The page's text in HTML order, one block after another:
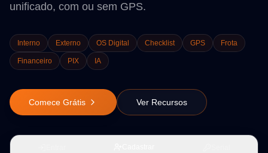
unificado, com ou sem GPS.
Interno Externo OS Digital Checklist GPS Frota
Financeiro PIX IA
Comece Grátis Ver Recursos